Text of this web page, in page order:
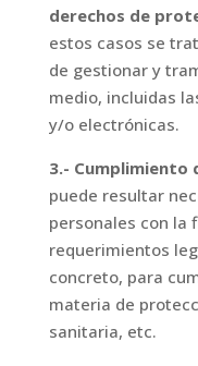
derechos de
estos casos se
de gestionar y
medio, incluidas
y/o electrónicas.
3.- Cumplimiento
puede resultar
personales con la
requerimientos
concreto, para
materia de
sanitaria, etc.